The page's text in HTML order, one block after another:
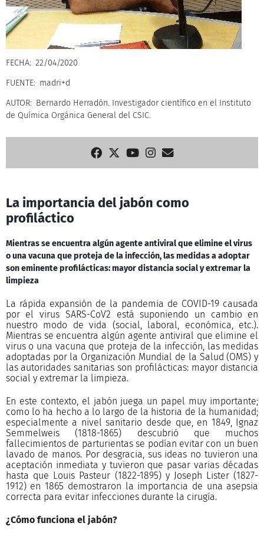
FECHA
22/04/2020
FUENTE
madri+d
AUTOR
Bernardo Herradón. Investigador científico en el Instituto
de Química Orgánica General del CSIC.
La importancia del jabón como
profiláctico
Mientras se encuentra algún agente antiviral que elimine el virus
o una vacuna que proteja de la infección, las medidas a adoptar
son eminente profilácticas: mayor distancia social y extremar la
limpieza
La rápida expansión de la pandemia de COVID-19 causada
por el virus SARS-CoV2 está suponiendo un cambio en
nuestro modo de vida (social, laboral, económica, etc.).
Mientras se encuentra algún agente antiviral que elimine el
virus o una vacuna que proteja de la infección, las medidas
adoptadas por la Organización Mundial de la Salud (OMS) y
las autoridades sanitarias son profilácticas: mayor distancia
social y extremar la limpieza.
En este contexto, el jabón juega un papel muy importante;
como lo ha hecho a lo largo de la historia de la humanidad;
especialmente a nivel sanitario desde que, en 1849, Ignaz
Semmelweis (1818-1865) descubrió que muchos
fallecimientos de parturientas se podían evitar con un buen
lavado de manos. Por desgracia, sus ideas no tuvieron una
aceptación inmediata y tuvieron que pasar varias décadas
hasta que Louis Pasteur (1822-1895) y Joseph Lister (1827-
1912) en 1865 demostraron la importancia de una asepsia
correcta para evitar infecciones durante la cirugía.
¿Cómo funciona el jabón?